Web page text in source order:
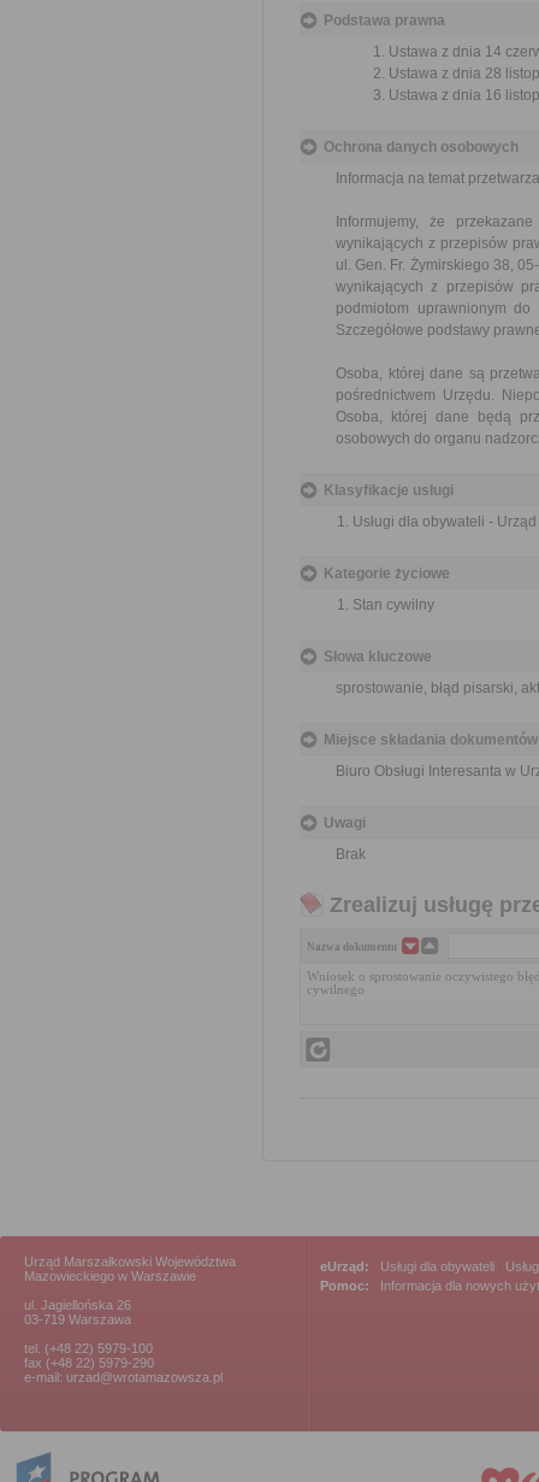
Podstawa prawna
Ustawa z dnia 14
Ustawa z dnia 28
Ustawa z dnia 16
Ochrona danych osobowych
Informacja na temat
Informujemy, że
wynikających z przepisów
ul. Gen. Fr. Żymirskiego 38,
wynikających z przepisów
podmiotom uprawnionym
Szczegółowe podstawy
Osoba, której dane są
pośrednictwem Urzędu.
Osoba, której dane będą
osobowych do organu
Klasyfikacje usługi
Usługi dla obywateli -
Kategorie życiowe
Stan cywilny
Słowa kluczowe
sprostowanie, błąd pisarski,
Miejsce składania dokumentów
Biuro Obsługi Interesanta w
Uwagi
Brak
Zrealizuj usługę
Nazwa dokumentu
Wniosek o sprostowanie oczywistego
cywilnego
Urząd Marszałkowski Województwa
Mazowieckiego w Warszawie
ul. Jagiellońska 26
03-719 Warszawa
tel. (+48 22) 5979-100
fax (+48 22) 5979-290
e-mail: urzad@wrotamazowsza.pl
eUrząd: Usługi dla obywateli
Pomoc:
Informacja dla nowych